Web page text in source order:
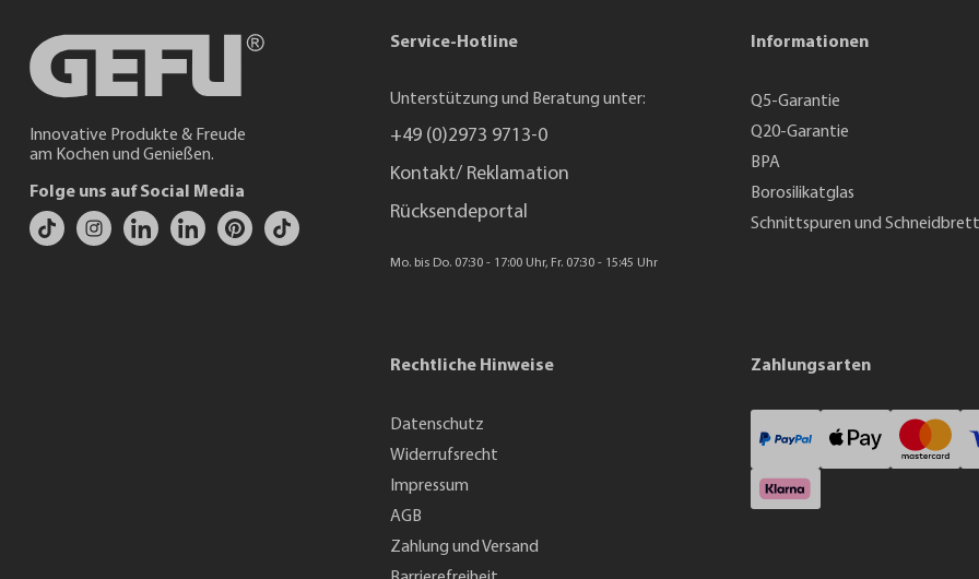
Innovative Produkte & Freude
am Kochen und Genießen.
Folge uns auf Social Media
Service-Hotline
Unterstützung und Beratung unter:
+49 (0)2973 9713-0
Kontakt/ Reklamation
Rücksendeportal
Mo. bis Do. 07:30 - 17:00 Uhr, Fr. 07:30 - 15:45 Uhr
Informationen
Q5-Garantie
Q20-Garantie
BPA
Borosilikatglas
Schnittspuren und
Rechtliche Hinweise
Datenschutz
Widerrufsrecht
Impressum
AGB
Zahlung und Versand
Zahlungsarten